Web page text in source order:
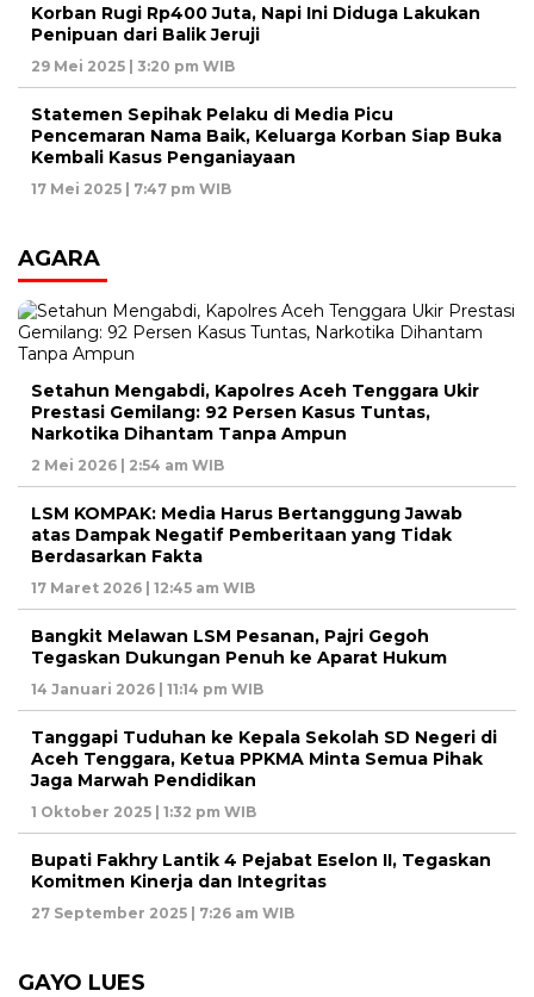
Korban Rugi Rp400 Juta, Napi Ini Diduga Lakukan
Penipuan dari Balik Jeruji
29 Mei 2025 | 3:20 pm WIB
Statemen Sepihak Pelaku di Media Picu
Pencemaran Nama Baik, Keluarga Korban Siap Buka
Kembali Kasus Penganiayaan
17 Mei 2025 | 7:47 pm WIB
AGARA
Setahun Mengabdi, Kapolres Aceh Tenggara Ukir
Prestasi Gemilang: 92 Persen Kasus Tuntas,
Narkotika Dihantam Tanpa Ampun
2 Mei 2026 | 2:54 am WIB
LSM KOMPAK: Media Harus Bertanggung Jawab
atas Dampak Negatif Pemberitaan yang Tidak
Berdasarkan Fakta
17 Maret 2026 | 12:45 am WIB
Bangkit Melawan LSM Pesanan, Pajri Gegoh
Tegaskan Dukungan Penuh ke Aparat Hukum
14 Januari 2026 | 11:14 pm WIB
Tanggapi Tuduhan ke Kepala Sekolah SD Negeri di
Aceh Tenggara, Ketua PPKMA Minta Semua Pihak
Jaga Marwah Pendidikan
1 Oktober 2025 | 1:32 pm WIB
Bupati Fakhry Lantik 4 Pejabat Eselon II, Tegaskan
Komitmen Kinerja dan Integritas
27 September 2025 | 7:26 am WIB
GAYO LUES